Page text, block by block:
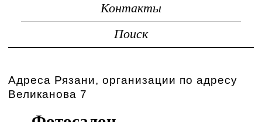
Контакты
Поиск
Адреса Рязани, организации по адресу
Великанова 7